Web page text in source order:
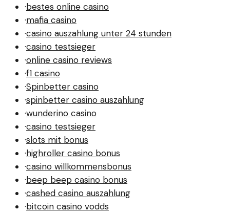
·bestes online casino
·mafia casino
·casino auszahlung unter 24 stunden
·casino testsieger
·online casino reviews
·f1 casino
·Spinbetter casino
·spinbetter casino auszahlung
·wunderino casino
·casino testsieger
·slots mit bonus
·highroller casino bonus
·casino willkommensbonus
·beep beep casino bonus
·cashed casino auszahlung
·bitcoin casino vodds